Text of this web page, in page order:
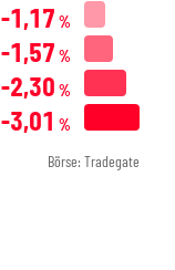
-1,17 %
-1,57 %
-2,30 %
-3,01 %
Börse: Tradegate